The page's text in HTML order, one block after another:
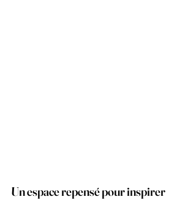
Un espace repensé pour inspirer